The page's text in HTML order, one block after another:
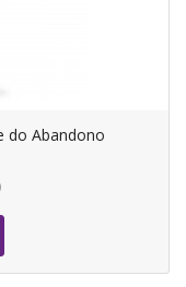
do Abandono